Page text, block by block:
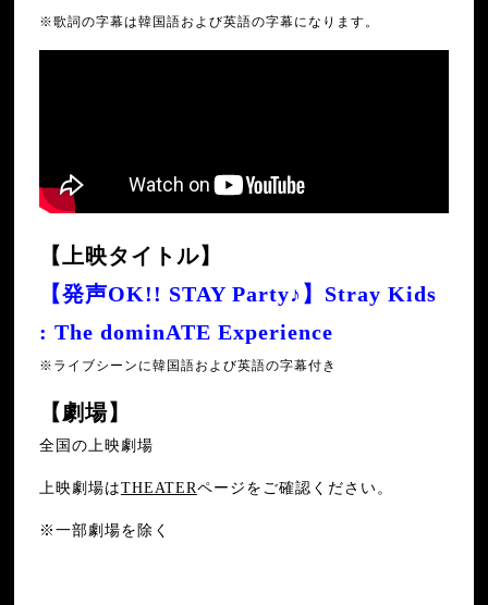
※歌詞の字幕は韓国語および英語の字幕になります。
【上映タイトル】
【発声OK!! STAY Party♪】Stray Kids
: The dominATE Experience
※ライブシーンに韓国語および英語の字幕付き
【劇場】
全国の上映劇場
上映劇場はTHEATERページをご確認ください。
※一部劇場を除く